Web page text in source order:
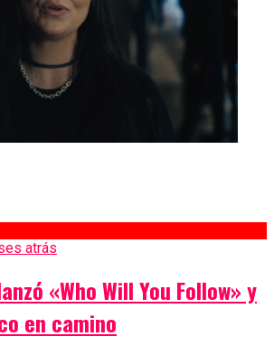
atrás
«Who Will You Follow» y
en camino